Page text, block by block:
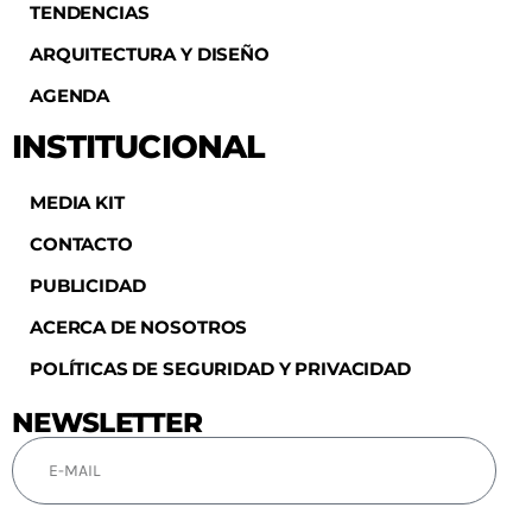
TENDENCIAS
ARQUITECTURA Y DISEÑO
AGENDA
INSTITUCIONAL
MEDIA KIT
CONTACTO
PUBLICIDAD
ACERCA DE NOSOTROS
POLÍTICAS DE SEGURIDAD Y PRIVACIDAD
NEWSLETTER